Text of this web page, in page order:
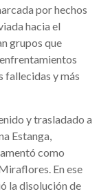
por hechos
hacia el
grupos que
fallecidas y más
y trasladado a
Estanga,
como
En ese
la disolución de